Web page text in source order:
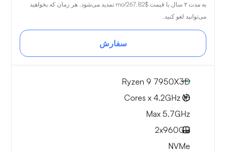
به مدت ۲ سال با قیمت $267.82
/mo تمدید می‌شود. هر زمان که بخواهید
می‌توانید لغو کنید.
سفارش
Ryzen 9 7950X3D
16 Cores x 4.2GHz
Max 5.7GHz
2x960GB
NVMe